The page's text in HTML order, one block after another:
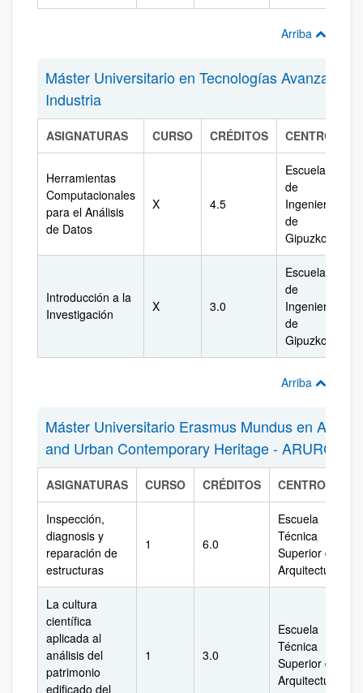
Arriba
Máster Universitario en Tecnologías Avanzadas
Industria
ASIGNATURAS CURSO CRÉDITOS CENTRO
Herramientas
Computacionales
para el Análisis
de Datos
X 4.5
Escuela
de
Ingeniería
de
Gipuzkoa
Introducción a la
Investigación
X 3.0
Escuela
de
Ingeniería
de
Gipuzkoa
Arriba
Máster Universitario Erasmus Mundus en
and Urban Contemporary Heritage -
ASIGNATURAS CURSO CRÉDITOS CENTRO
Inspección,
diagnosis y
reparación de
estructuras
1 6.0
Escuela
Técnica
Superior de
Arquitectura
La cultura
científica
aplicada al
análisis del
patrimonio
edificado del
1 3.0
Escuela
Técnica
Superior de
Arquitectura